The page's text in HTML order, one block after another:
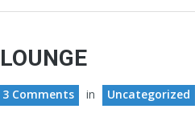
3 Comments in Uncategorized